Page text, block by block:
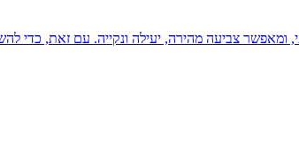
ומאפשר צביעה מהירה, יעילה ונקייה. עם זאת, כדי